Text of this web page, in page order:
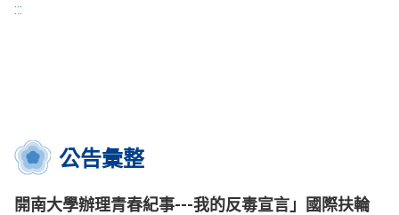
:::
公告彙整
開南大學辦理青春紀事---我的反毒宣言」國際扶輪